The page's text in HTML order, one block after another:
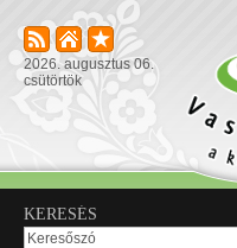
2026. augusztus 06.
csütörtök
KERESÉS